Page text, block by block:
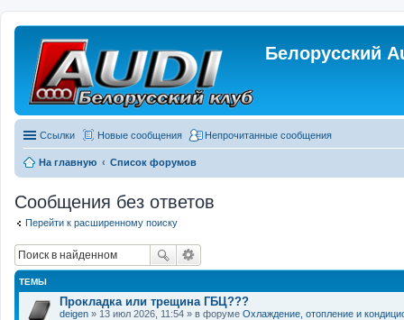
Белорусский
Ссылки Новые сообщения Непрочитанные сообщения
На главную Список форумов
Сообщения без ответов
Перейти к расширенному поиску
ТЕМЫ
Прокладка или трещина ГБЦ???
deigen » 13 июл 2026, 11:54 » в форуме Охлаждение, отопление и